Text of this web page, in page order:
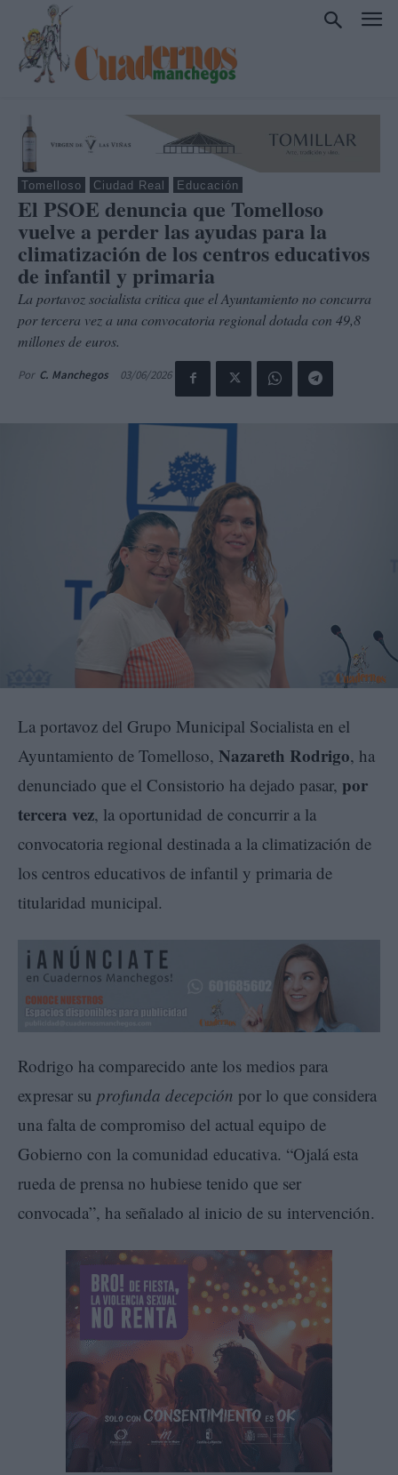
Tomelloso Ciudad Real Educación
El PSOE denuncia que Tomelloso
vuelve a perder las ayudas para la
climatización de los centros educativos
de infantil y primaria
La portavoz socialista critica que el Ayuntamiento no concurra
por tercera vez a una convocatoria regional dotada con 49,8
millones de euros.
Por C. Manchegos 03/06/2026
La portavoz del Grupo Municipal Socialista en el
Ayuntamiento de Tomelloso, Nazareth Rodrigo, ha
denunciado que el Consistorio ha dejado pasar, por
tercera vez, la oportunidad de concurrir a la
convocatoria regional destinada a la climatización de
los centros educativos de infantil y primaria de
titularidad municipal.
Rodrigo ha comparecido ante los medios para
expresar su profunda decepción por lo que considera
una falta de compromiso del actual equipo de
Gobierno con la comunidad educativa. “Ojalá esta
rueda de prensa no hubiese tenido que ser
convocada”, ha señalado al inicio de su intervención.